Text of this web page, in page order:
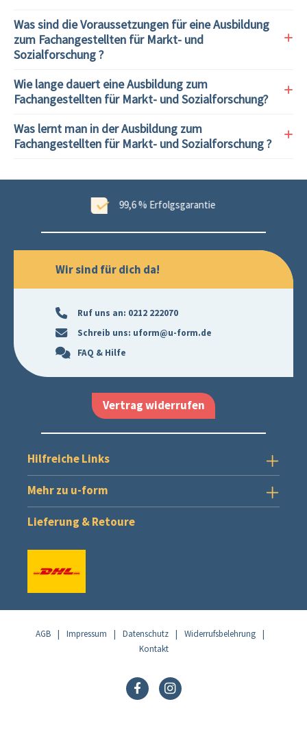
Was sind die Voraussetzungen für eine Ausbildung
zum Fachangestellten für Markt- und
Sozialforschung ?
Wie lange dauert eine Ausbildung zum
Fachangestellten für Markt- und Sozialforschung?
Was lernt man in der Ausbildung zum
Fachangestellten für Markt- und Sozialforschung ?
99,6 % Erfolgsgarantie
Wir sind für dich da!
Ruf uns an: 0212 222070
Schreib uns: uform@u-form.de
FAQ & Hilfe
Vertrag widerrufen
Hilfreiche Links
Mehr zu u-form
Lieferung & Retoure
AGB | Impressum | Datenschutz | Widerrufsbelehrung |
Kontakt